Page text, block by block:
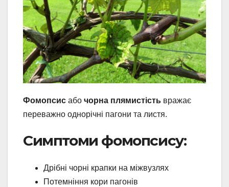
Фомопсис або чорна плямистість вражає
переважно однорічні пагони та листя.
Симптоми фомопсису:
Дрібні чорні крапки на міжвузлях
Потемніння кори пагонів